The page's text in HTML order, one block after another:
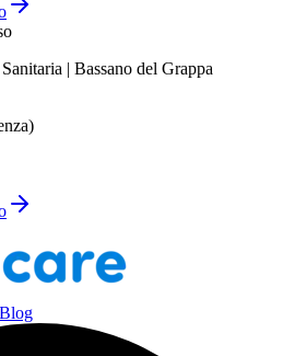
| Bassano del Grappa
)
Blog